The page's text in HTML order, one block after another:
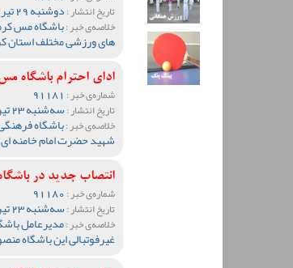
تاریخ انتشار :دوشنبه 29 تیر ماه 1405 ساعت 20:04
خلاصه‌ی خبر :باشگاه مس
های ورزشی مختلف استان
ادای احترام باشگاه
شماره‌ی خبر :
تاریخ انتشار :سه‌شنبه 23 تیر ماه 1405 ساعت 08:56
خلاصه‌ی خبر :باشگاه
شهید حضرت امام خامنه ای
انتصاب جدید در
شماره‌ی خبر :
تاریخ انتشار :سه‌شنبه 23 تیر ماه 1405 ساعت 08:48
خلاصه‌ی خبر :مدیرعامل
غیرفوتبالی این باشگاه